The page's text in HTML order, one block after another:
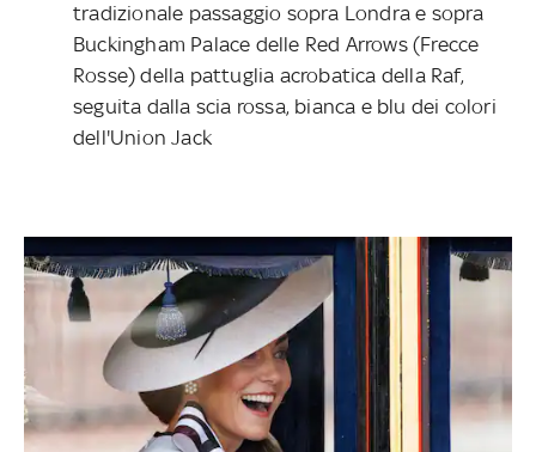
tradizionale passaggio sopra Londra e sopra
Buckingham Palace delle Red Arrows (Frecce
Rosse) della pattuglia acrobatica della Raf,
seguita dalla scia rossa, bianca e blu dei colori
dell'Union Jack